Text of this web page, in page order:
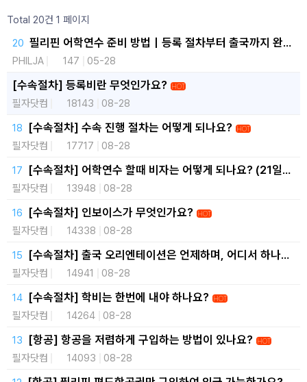
Total 20건 1 페이지
필리핀 어학연수 준비 방법｜등록 절차부터 출국까지 완벽
가이드
PHILJA 147 05-28
[수속절차] 등록비란 무엇인가요? HOT
필자닷컴 18143 08-28
[수속절차] 수속 진행 절차는 어떻게 되나요? HOT
필자닷컴 17717 08-28
[수속절차] 어학연수 할때 비자는 어떻게 되나요? (21일
무비자
필자닷컴 13948 08-28
[수속절차] 인보이스가 무엇인가요? HOT
필자닷컴 14338 08-28
[수속절차] 출국 오리엔테이션은 언제하며, 어디서 하나
요? HOT
필자닷컴 14941 08-28
[수속절차] 학비는 한번에 내야 하나요? HOT
필자닷컴 14264 08-28
[항공] 항공을 저렴하게 구입하는 방법이 있나요? HOT
필자닷컴 14093 08-28